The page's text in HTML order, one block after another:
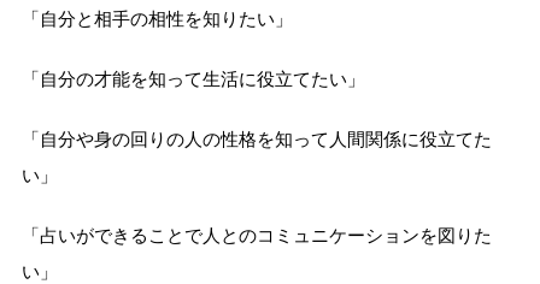
「自分と相手の相性を知りたい」
「自分の才能を知って生活に役立てたい」
「自分や身の回りの人の性格を知って人間関係に役立てた
い」
「占いができることで人とのコミュニケーションを図りた
い」